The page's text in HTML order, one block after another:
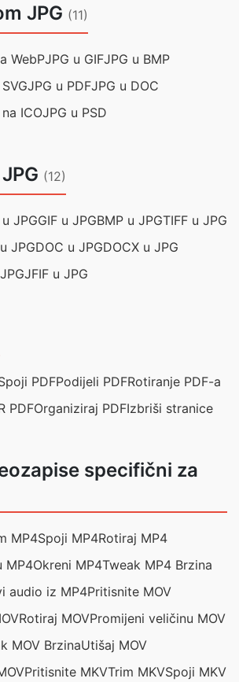
JPG (11)
WebPJPG u GIFJPG u BMP
JPG u PDFJPG u DOC
ICOJPG u PSD
(12)
JPGGIF u JPGBMP u JPGTIFF u JPG
JPGDOC u JPGDOCX u JPG
JFIF u JPG
PDFPodijeli PDFRotiranje PDF-a
PDFOrganiziraj PDFIzbriši stranice
specifični za
MP4Spoji MP4Rotiraj MP4
MP4Okreni MP4Tweak MP4 Brzina
audio iz MP4Pritisnite MOV
Rotiraj MOVPromijeni veličinu MOV
MOV BrzinaUtišaj MOV
Pritisnite MKVTrim MKVSpoji MKV